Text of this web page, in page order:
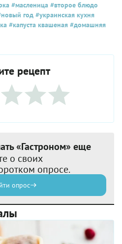
#масленица #второе блюдо
год #украинская кухня
#капуста квашеная #домашняя
рецепт
«Гастроном» еще
о своих
опросе.
опрос